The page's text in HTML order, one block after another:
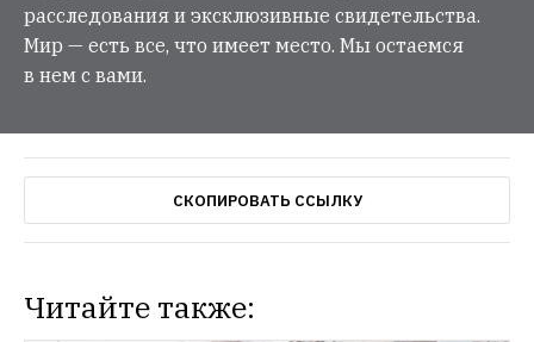
расследования и эксклюзивные свидетельства.
Мир — есть все, что имеет место. Мы остаемся
в нем с вами.
СКОПИРОВАТЬ ССЫЛКУ
Читайте также: